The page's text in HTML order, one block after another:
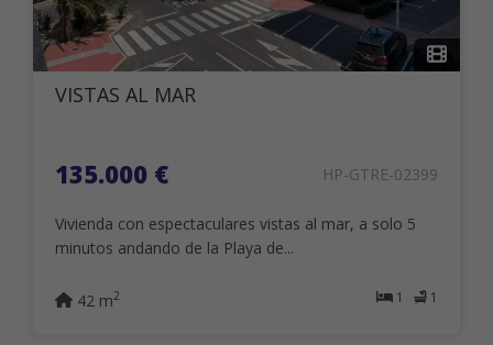
VISTAS AL MAR
135.000 € HP-GTRE-02399
Vivienda con espectaculares vistas al mar, a solo 5
minutos andando de la Playa de...
1 1
42 m2